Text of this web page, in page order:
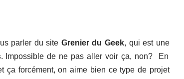
parler du site Grenier du Geek, qui est une
. Impossible de ne pas aller voir ça, non? En
ça forcément, on aime bien ce type de projet